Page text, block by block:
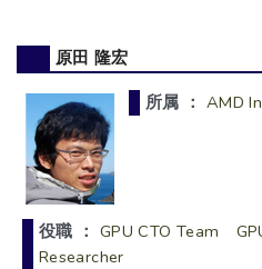
原田 隆宏
所属 ： AMD
役職 ： GPU CTO Team
Researcher